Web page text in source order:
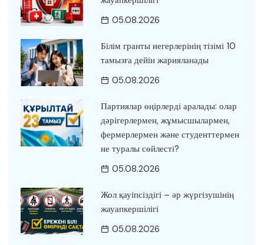
05.08.2026
Білім гранты иегерлерінің тізімі 10
тамызға дейін жарияланады
05.08.2026
Партиялар өңірлерді аралады: олар
дәрігерлермен, жұмысшылармен,
фермерлермен және студенттермен
не туралы сөйлесті?
05.08.2026
Жол қауіпсіздігі – әр жүргізушінің
жауапкершілігі
05.08.2026